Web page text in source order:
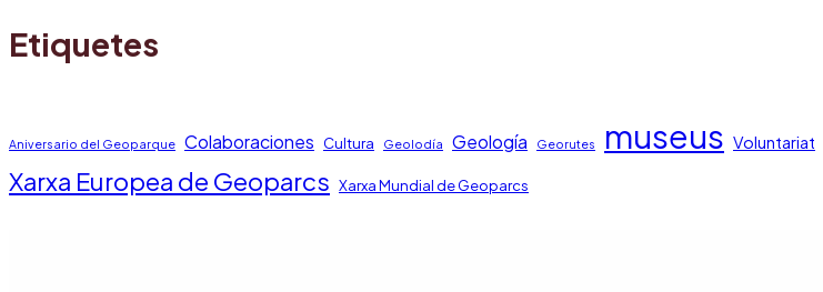
Etiquetes
Aniversario del Geoparque Colaboraciones Cultura Geolodía Geología Georutes museus Voluntariat
Xarxa Europea de Geoparcs Xarxa Mundial de Geoparcs